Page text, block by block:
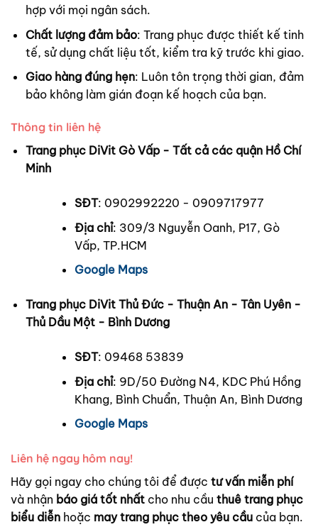
hợp với mọi ngân sách.
Chất lượng đảm bảo: Trang phục được thiết kế tinh
tế, sử dụng chất liệu tốt, kiểm tra kỹ trước khi giao.
Giao hàng đúng hẹn: Luôn tôn trọng thời gian, đảm
bảo không làm gián đoạn kế hoạch của bạn.
Thông tin liên hệ
Trang phục DiVit Gò Vấp - Tất cả các quận Hồ Chí
Minh
SĐT: 0902992220 - 0909717977
Địa chỉ: 309/3 Nguyễn Oanh, P17, Gò
Vấp, TP.HCM
Google Maps
Trang phục DiVit Thủ Đức - Thuận An - Tân Uyên -
Thủ Dầu Một - Bình Dương
SĐT: 09468 53839
Địa chỉ: 9D/50 Đường N4, KDC Phú Hồng
Khang, Bình Chuẩn, Thuận An, Bình Dương
Google Maps
Liên hệ ngay hôm nay!
Hãy gọi ngay cho chúng tôi để được tư vấn miễn phí
và nhận báo giá tốt nhất cho nhu cầu thuê trang phục
biểu diễn hoặc may trang phục theo yêu cầu của bạn.